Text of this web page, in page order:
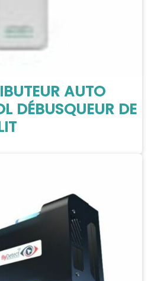
AUTO
DÉBUSQUEUR DE